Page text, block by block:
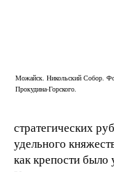
Можайск. Никольский Собор.
Прокудина-Горского.
стратегических
удельного
как крепости